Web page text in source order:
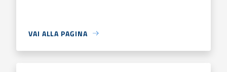
VAI ALLA PAGINA